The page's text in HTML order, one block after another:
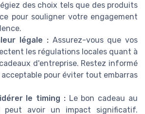
des choix tels que des produits
pour souligner votre engagement
légale :Assurez-vous que vos
les régulations locales quant à
d'entreprise. Restez informé
pour éviter tout embarras
le timing :Le bon cadeau au
peut avoir un impact significatif.